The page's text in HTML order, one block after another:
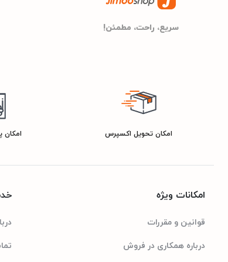
سریع، راحت، مطمئن!
امکان تحویل اکسپرس امکان
امکانات ویژه
قوانین و مقررات
درباره همکاری در فروش